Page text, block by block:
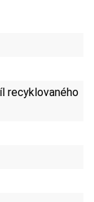
recyklovaného